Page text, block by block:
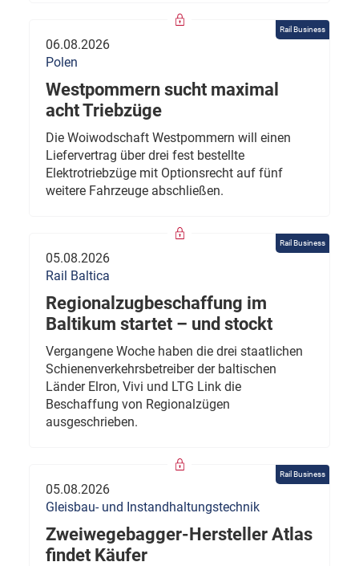
Rail Business
06.08.2026
Polen
Westpommern sucht maximal
acht Triebzüge
Die Woiwodschaft Westpommern will einen
Liefervertrag über drei fest bestellte
Elektrotriebzüge mit Optionsrecht auf fünf
weitere Fahrzeuge abschließen.
Rail Business
05.08.2026
Rail Baltica
Regionalzugbeschaffung im
Baltikum startet – und stockt
Vergangene Woche haben die drei staatlichen
Schienenverkehrsbetreiber der baltischen
Länder Elron, Vivi und LTG Link die
Beschaffung von Regionalzügen
ausgeschrieben.
Rail Business
05.08.2026
Gleisbau- und Instandhaltungstechnik
Zweiwegebagger-Hersteller Atlas
findet Käufer